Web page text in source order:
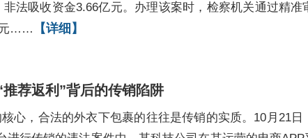
非法吸收资金3.66亿元。办理该案时，检察机关通过精
元……
【详细】
荐返利”背后的传销陷阱
心，合法的外衣下包裹的往往是传销的实质。10月21